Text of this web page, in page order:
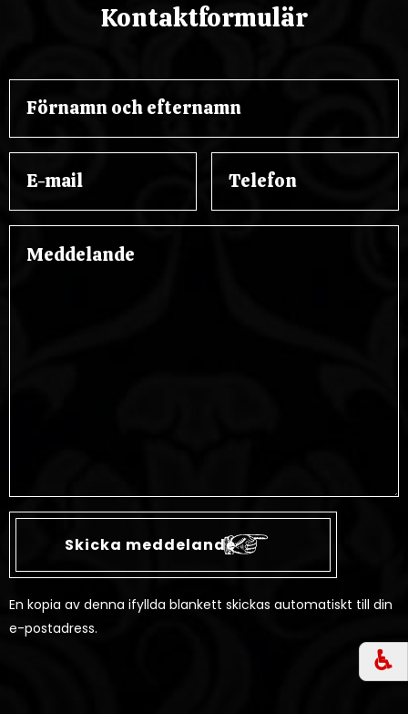
♿︎
Kontaktformulär
En kopia av denna ifyllda blankett skickas automatiskt till din
e-postadress.